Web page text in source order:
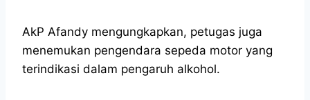
AkP Afandy mengungkapkan, petugas juga
menemukan pengendara sepeda motor yang
terindikasi dalam pengaruh alkohol.